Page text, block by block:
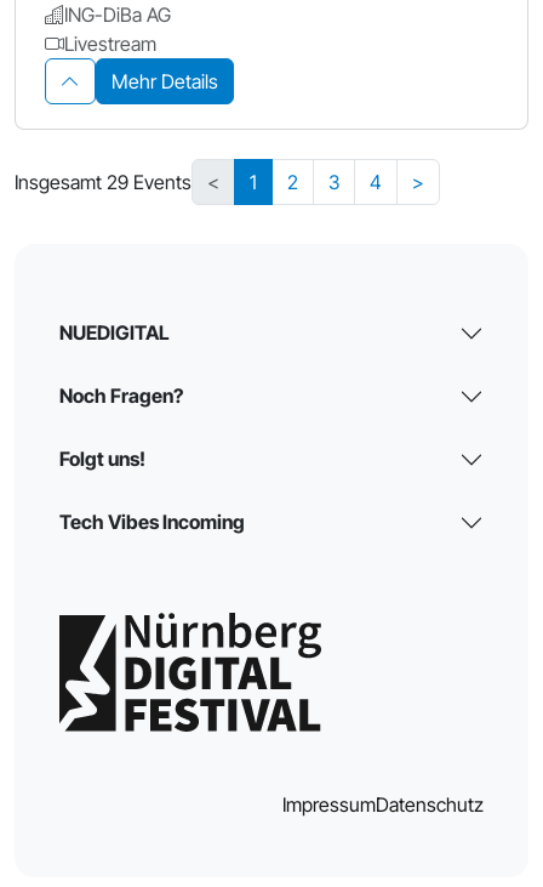
ING-DiBa AG
Livestream
Mehr Details
Insgesamt 29 Events < 1 2 3 4 >
NUEDIGITAL
Noch Fragen?
Folgt uns!
Tech Vibes Incoming
ImpressumDatenschutz